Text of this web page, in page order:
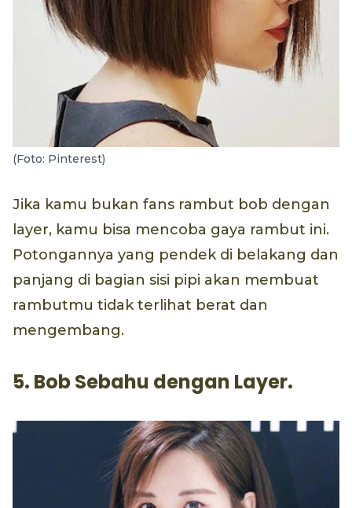
(Foto: Pinterest)
Jika kamu bukan fans rambut bob dengan
layer, kamu bisa mencoba gaya rambut ini.
Potongannya yang pendek di belakang dan
panjang di bagian sisi pipi akan membuat
rambutmu tidak terlihat berat dan
mengembang.
5. Bob Sebahu dengan Layer.